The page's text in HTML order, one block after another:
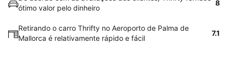
ótimo valor pelo dinheiro
8
Retirando o carro Thrifty no Aeroporto de Palma de
Mallorca é relativamente rápido e fácil
7.1